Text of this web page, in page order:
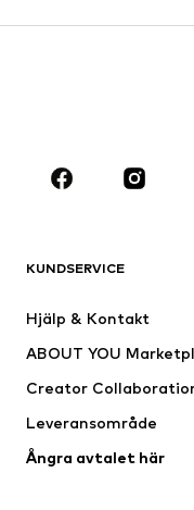
Kjolar
Premium
Nytt
Underkläder
Kappor
Badkläder
KUNDSERVICE
Hjälp & Kontakt
ABOUT YOU
Creator
Leveransområde
Ångra avtalet här